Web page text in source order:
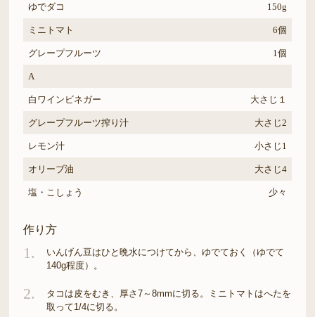
ゆでダコ 150g
ミニトマト 6個
グレープフルーツ 1個
A
白ワインビネガー 大さじ１
グレープフルーツ搾り汁 大さじ2
レモン汁 小さじ1
オリーブ油 大さじ4
塩・こしょう 少々
作り方
1.
いんげん豆はひと晩水につけてから、ゆでておく（ゆでて
140g程度）。
2.
タコは皮をむき、厚さ7～8mmに切る。ミニトマトはへたを
取って1/4に切る。